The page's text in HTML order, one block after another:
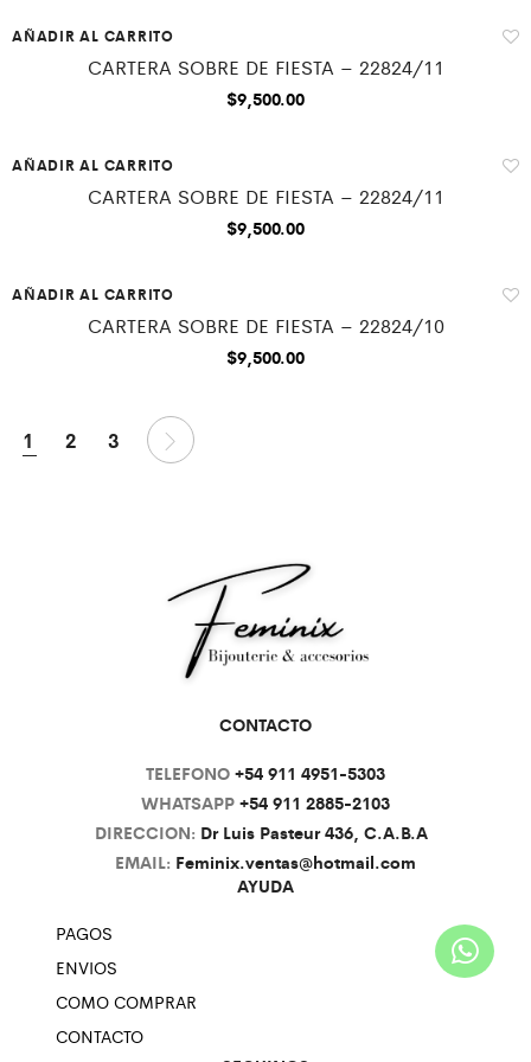
AÑADIR AL CARRITO
CARTERA SOBRE DE FIESTA – 22824/11
$9,500.00
AÑADIR AL CARRITO
CARTERA SOBRE DE FIESTA – 22824/11
$9,500.00
AÑADIR AL CARRITO
CARTERA SOBRE DE FIESTA – 22824/10
$9,500.00
1 2 3
CONTACTO
TELEFONO +54 911 4951-5303
WHATSAPP +54 911 2885-2103
DIRECCION: Dr Luis Pasteur 436, C.A.B.A
EMAIL: Feminix.ventas@hotmail.com
AYUDA
PAGOS
ENVIOS
COMO COMPRAR
CONTACTO